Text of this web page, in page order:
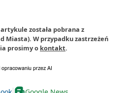
została pobrana z
Miasta). W przypadku zastrzeżeń
prosimy o kontakt.